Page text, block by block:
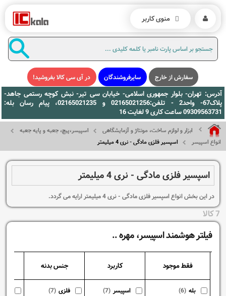
سفارش از خارج سایرفروشندگان در آی سی کالا بفروشید!
آدرس: تهران- بلوار جمهوری اسلامی- خیابان سی تیر- نبش کوچه رستمی جاهد-
پلاک67- واحد2 - تلفن:02165021256 و 02165021235، پیام رسان بله:
09309563731 ساعت کاری 9 لغایت 16
ابزار و لوازم ساخت، مونتاژ و آزمایشگاهی
اسپیسر،پیچ، جعبه و پایه جعبه
انواع اسپیسر
اسپسیر فلزی مادگی - نری 4 میلیمتر
اسپسیر فلزی مادگی - نری 4 میلیمتر
در این بخش انواع اسپسیر فلزی مادگی - نری 4 میلیمتر ارایه می گردد.
7 کالا
فیلتر هوشمند اسپیسر، مهره ..
فقط موجود
بله (6)
کاربرد
اسپیسر (7)
جنس بدنه
فلزی (7)
منوی کاربر